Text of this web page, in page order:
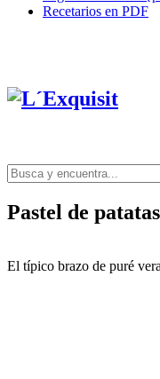
Recetarios en PDF
Pastel de
El típico brazo de puré